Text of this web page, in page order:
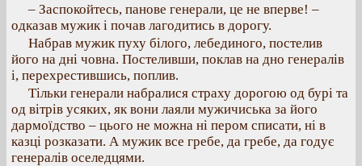
– Заспокойтесь, панове генерали, це не вперве! –
одказав мужик і почав лагодитись в дорогу.
Набрав мужик пуху білого, лебединого, постелив
його на дні човна. Постеливши, поклав на дно генералів
і, перехрестившись, поплив.
Тільки генерали набралися страху дорогою од бурі та
од вітрів усяких, як вони лаяли мужичиська за його
дармоїдство – цього не можна ні пером списати, ні в
казці розказати. А мужик все гребе, да гребе, да годує
генералів оселедцями.